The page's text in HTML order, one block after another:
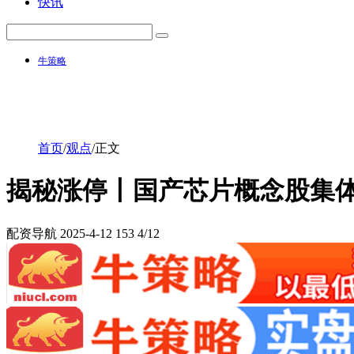
牛策略
首页/观点/正文
揭秘涨停丨国产芯片概念股集
配资导航 2025-4-12 153 4/12